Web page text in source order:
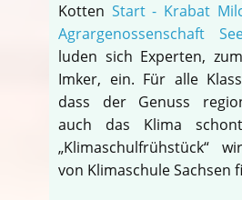
Kotten Start - Krabat
Agrargenossenschaft
luden sich Experten,
Imker, ein. Für alle
dass der Genuss
auch das Klima
„Klimaschulfrühstück“
von Klimaschule Sachsen